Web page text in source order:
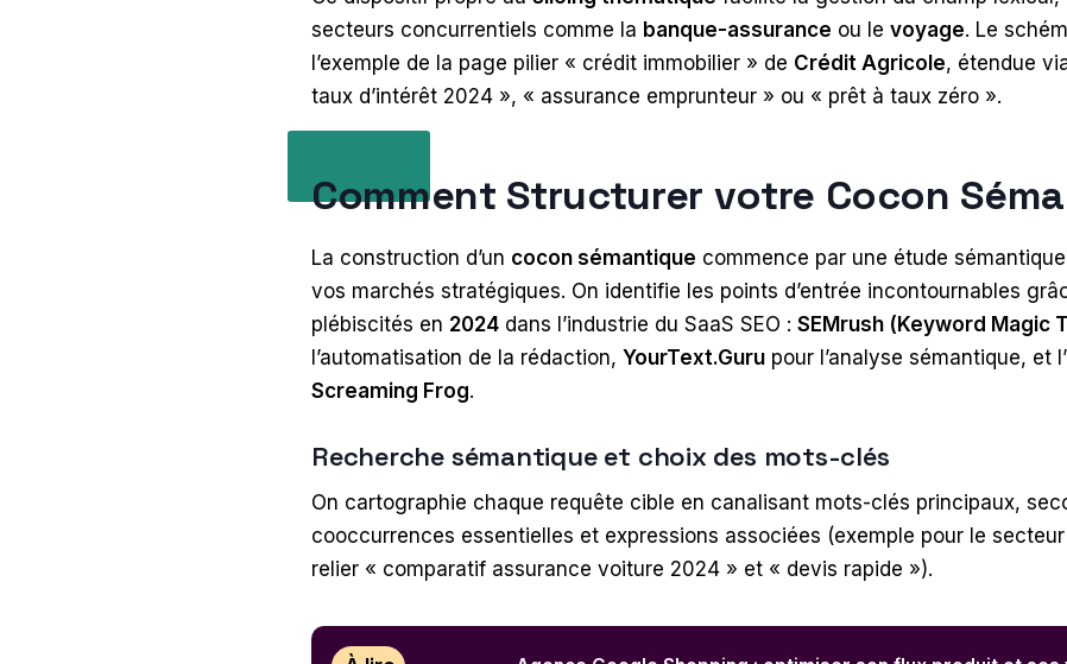
secteurs concurrentiels comme la banque-assurance ou le voyage. Le
l’exemple de la page pilier « crédit immobilier » de Crédit Agricole, étendue
taux d’intérêt 2024 », « assurance emprunteur » ou « prêt à taux zéro ».
Comment Structurer votre Cocon
La construction d’un cocon sémantique commence par une étude
vos marchés stratégiques. On identifie les points d’entrée incontournables
plébiscités en 2024 dans l’industrie du SaaS SEO : SEMrush (Keyword Magic
l’automatisation de la rédaction, YourText.Guru pour l’analyse sémantique, et
Screaming Frog.
Recherche sémantique et choix des mots-clés
On cartographie chaque requête cible en canalisant mots-clés principaux,
cooccurrences essentielles et expressions associées (exemple pour le
relier « comparatif assurance voiture 2024 » et « devis rapide »).